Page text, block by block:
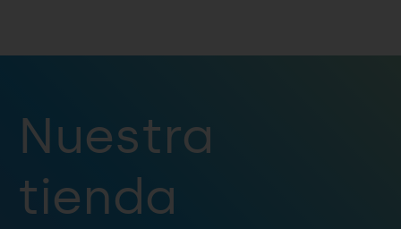
Nuestra
tienda